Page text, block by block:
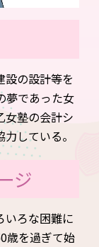
設の設計等を
夢であった女
女塾の会計シ
している。
ジ
いろな困難に
歳を過ぎて始